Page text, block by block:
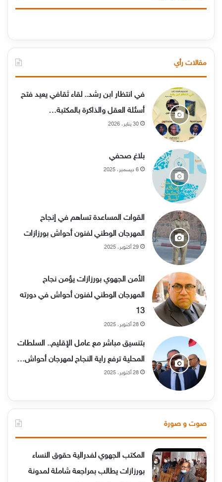
مقالات رأي
في انتظار ابن رشد.. لقاء ثقافي يعيد فتح
أسئلة العقل والذاكرة بالمكتبة…
30 يناير، 2026
بلاغ صحفي
6 ديسمبر، 2025
القوات المساعدة تساهم في إنجاح
المهرجان الوطني لفنون أحواش بورزازات
29 أكتوبر، 2025
الأمن الجهوي بورزازات يؤمن نجاح
المهرجان الوطني لفنون أحواش في دورته
13
28 أكتوبر، 2025
بتنسيق مباشر مع عامل الإقليم.. السلطات
المحلية ترفع راية النجاح لمهرجان أحواش…
28 أكتوبر، 2025
صوت و صورة
المكتب الجهوي لفدرالية حقوق النساء
بورزازات يطالب بمراجعة شاملة لمدونة